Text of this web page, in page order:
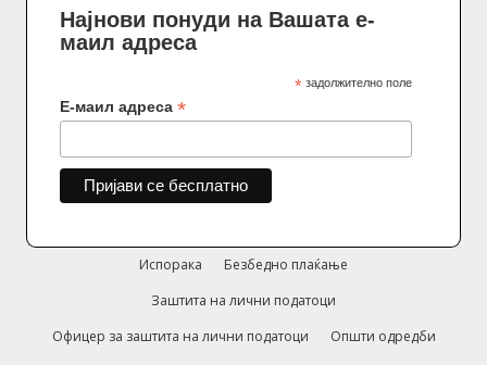
Најнови понуди на Вашата е-
маил адреса
* задолжително поле
Е-маил адреса *
Испорака
Безбедно плаќање
Заштита на лични податоци
Офицер за заштита на лични податоци
Општи одредби